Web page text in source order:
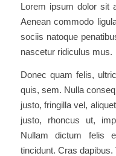
Lorem ipsum dolor sit
Aenean commodo
sociis natoque
nascetur ridiculus mus.
Donec quam felis,
quis, sem. Nulla
justo, fringilla vel,
justo, rhoncus ut,
Nullam dictum felis
tincidunt. Cras